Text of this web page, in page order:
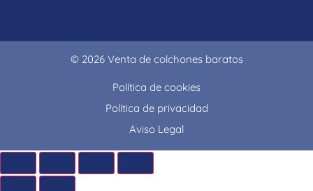
© 2026 Venta de colchones baratos
Política de cookies
Política de privacidad
Aviso Legal